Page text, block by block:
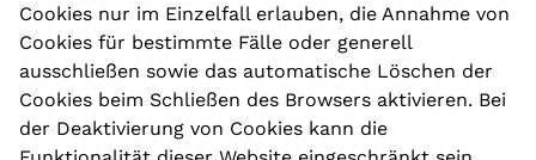
Cookies nur im Einzelfall erlauben, die Annahme von
Cookies für bestimmte Fälle oder generell
ausschließen sowie das automatische Löschen der
Cookies beim Schließen des Browsers aktivieren. Bei
der Deaktivierung von Cookies kann die